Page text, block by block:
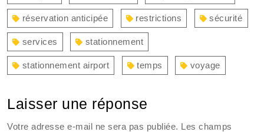
réservation anticipée restrictions sécurité
services stationnement
stationnement airport temps voyage
Laisser une réponse
Votre adresse e-mail ne sera pas publiée. Les champs